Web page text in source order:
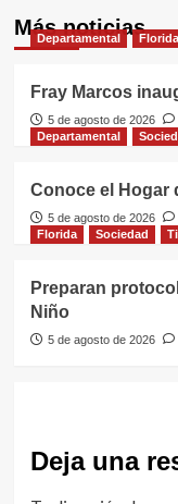
Más noticias
Departamental Florida
Fray Marcos
5 de agosto de 2026
Departamental
Conoce el Hogar
5 de agosto de 2026
Florida
Sociedad
Preparan
Niño
5 de agosto de 2026
Deja una